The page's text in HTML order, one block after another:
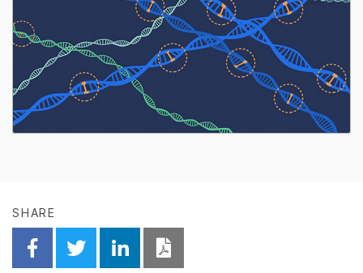
SHARE
Share on Facebook
Share on Twitter
Share on Linkedin
Download PDF